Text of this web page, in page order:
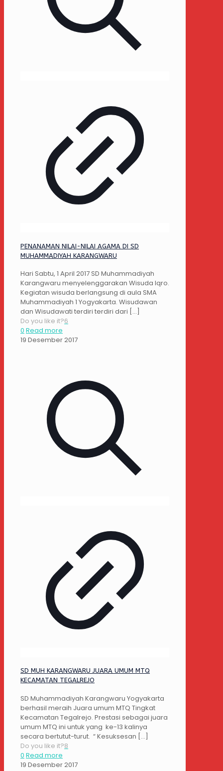
PENANAMAN NILAI-NILAI AGAMA DI SD
MUHAMMADIYAH KARANGWARU
Hari Sabtu, 1 April 2017 SD Muhammadiyah
Karangwaru menyelenggarakan Wisuda Iqro.
Kegiatan wisuda berlangsung di aula SMA
Muhammadiyah 1 Yogyakarta. Wisudawan
dan Wisudawati terdiri terdiri dari […]
Do you like it?6
0 Read more
19 Desember 2017
SD MUH KARANGWARU JUARA UMUM MTQ
KECAMATAN TEGALREJO
SD Muhammadiyah Karangwaru Yogyakarta
berhasil meraih Juara umum MTQ Tingkat
Kecamatan Tegalrejo. Prestasi sebagai juara
umum MTQ ini untuk yang ke-13 kalinya
secara bertutut-turut. “ Kesuksesan […]
Do you like it?8
0 Read more
19 Desember 2017